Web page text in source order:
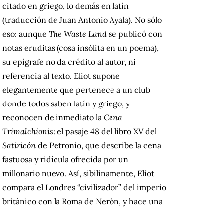
citado en griego, lo demás en latín
(traducción de Juan Antonio Ayala). No sólo
eso: aunque The Waste Land se publicó con
notas eruditas (cosa insólita en un poema),
su epígrafe no da crédito al autor, ni
referencia al texto. Eliot supone
elegantemente que pertenece a un club
donde todos saben latín y griego, y
reconocen de inmediato la Cena
Trimalchionis: el pasaje 48 del libro XV del
Satiricón de Petronio, que describe la cena
fastuosa y ridícula ofrecida por un
millonario nuevo. Así, sibilinamente, Eliot
compara el Londres “civilizador” del imperio
británico con la Roma de Nerón, y hace una